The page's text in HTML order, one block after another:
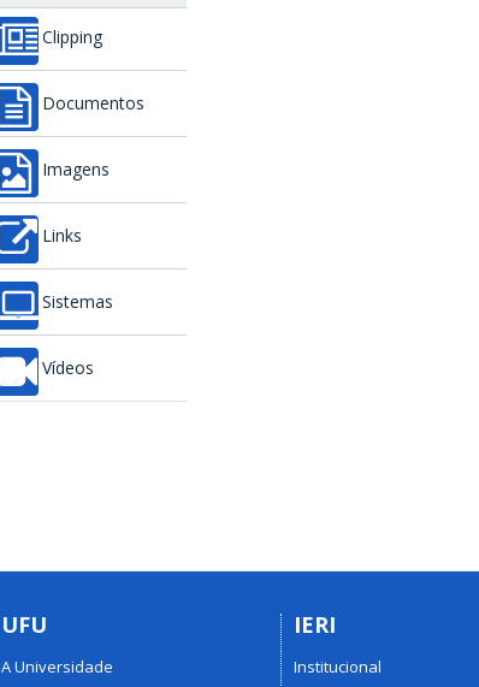
Clipping
Documentos
Imagens
Links
Sistemas
Vídeos
UFU
A Universidade
IERI
Institucional